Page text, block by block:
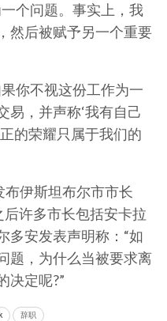
个问题。事实上，我
然后被赋予另一个重要
你不视这份工作为一
易，并声称‘我有自己
的荣耀只属于我们的
伊斯坦布尔市市长
后许多市长包括安卡拉
多安发表声明称：“如
题，为什么当被要求离
决定呢?”
辞职